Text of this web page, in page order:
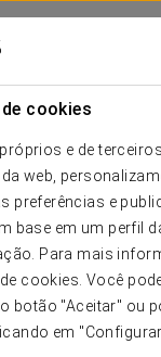
cookies
e de
web,
preferências e
base em um perfil
Para mais
cookies. Você
botão "Aceitar" ou
em "Configurar
business